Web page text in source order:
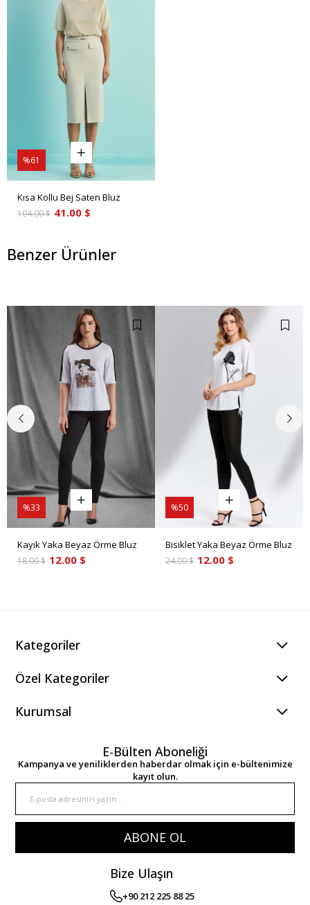
Kısa Kollu Bej Saten Bluz
41.00 $
104.00 $
%61
Benzer Ürünler
Kayık Yaka Beyaz Örme Bluz
12.00 $
18.00 $
%33
Bisiklet Yaka Beyaz Örme Bluz
12.00 $
24.00 $
%50
Kategoriler
Özel Kategoriler
Kurumsal
E-Bülten Aboneliği
Kampanya ve yeniliklerden haberdar olmak için e-bültenimize
kayıt olun.
ABONE OL
Bize Ulaşın
+90 212 225 88 25